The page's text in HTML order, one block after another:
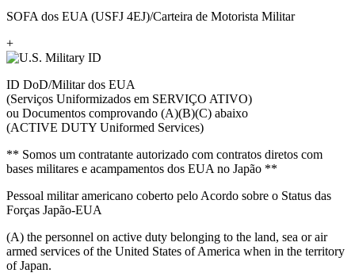
SOFA dos EUA (USFJ 4EJ)/Carteira de Motorista Militar
+
ID DoD/Militar dos EUA
(Serviços Uniformizados em SERVIÇO ATIVO)
ou Documentos comprovando (A)(B)(C) abaixo
(ACTIVE DUTY Uniformed Services)
** Somos um contratante autorizado com contratos diretos com
bases militares e acampamentos dos EUA no Japão **
Pessoal militar americano coberto pelo Acordo sobre o Status das
Forças Japão-EUA
(A) the personnel on active duty belonging to the land, sea or air
armed services of the United States of America when in the territory
of Japan.